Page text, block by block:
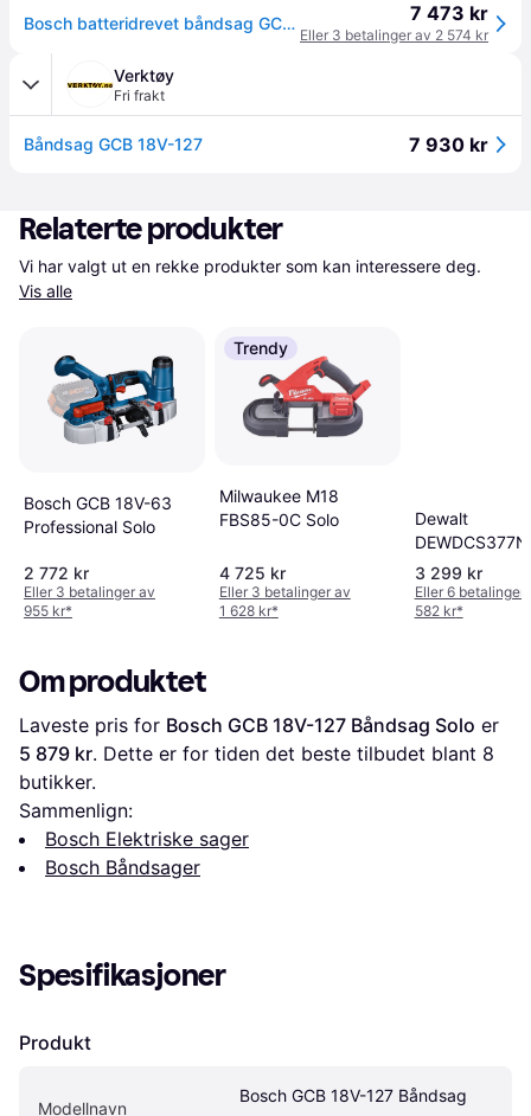
Bosch batteridrevet båndsag GCB 18V-127 solo C (06012B7000) - SOLO 7 473 kr
Eller 3 betalinger av 2 574 kr
Verktøy
Fri frakt
Båndsag GCB 18V-127 7 930 kr
Relaterte produkter
Vis alle
Bosch GCB 18V-63
Professional Solo
2 772 kr
Eller 3 betalinger av
955 kr*
Trendy
Milwaukee M18
FBS85-0C Solo
4 725 kr
Eller 3 betalinger av
1 628 kr*
Dewalt
3 299 kr
Eller 6 betalinger
582 kr*
Om produktet
Laveste pris for Bosch GCB 18V-127 Båndsag Solo
5 879 kr. Dette er for tiden det beste tilbudet blant 8
butikker.
Sammenlign:
Bosch Elektriske sager
Bosch Båndsager
Spesifikasjoner
Produkt
Modellnavn
Bosch GCB 18V-127 Båndsag